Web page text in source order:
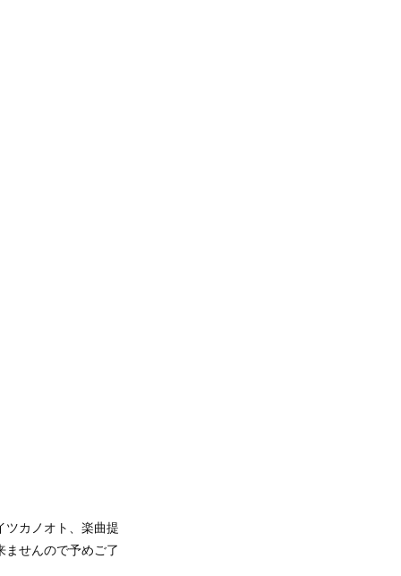
ツカノオト、楽曲提
せんので予めご了